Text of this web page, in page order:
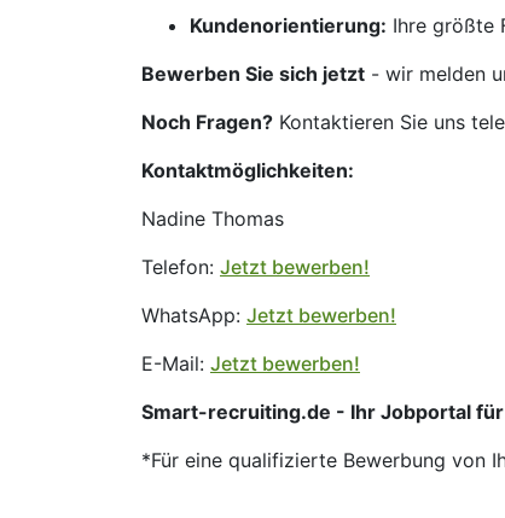
Kundenorientierung: Ihre größte
Bewerben Sie sich jetzt - wir melden
Noch Fragen? Kontaktieren Sie uns
Kontaktmöglichkeiten:
Nadine Thomas
Telefon: Jetzt bewerben!
WhatsApp: Jetzt bewerben!
E-Mail: Jetzt bewerben!
Smart-recruiting.de - Ihr Jobportal
*Für eine qualifizierte Bewerbung von